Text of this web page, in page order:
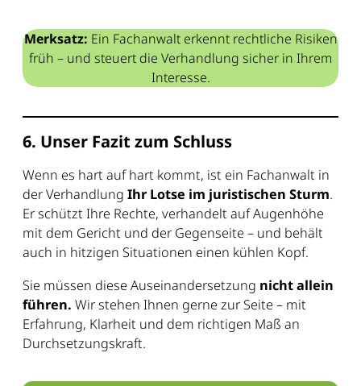
Merksatz: Ein Fachanwalt erkennt rechtliche Risiken
früh – und steuert die Verhandlung sicher in Ihrem
Interesse.
6. Unser Fazit zum Schluss
Wenn es hart auf hart kommt, ist ein Fachanwalt in
der Verhandlung Ihr Lotse im juristischen Sturm.
Er schützt Ihre Rechte, verhandelt auf Augenhöhe
mit dem Gericht und der Gegenseite – und behält
auch in hitzigen Situationen einen kühlen Kopf.
Sie müssen diese Auseinandersetzung nicht allein
führen. Wir stehen Ihnen gerne zur Seite – mit
Erfahrung, Klarheit und dem richtigen Maß an
Durchsetzungskraft.